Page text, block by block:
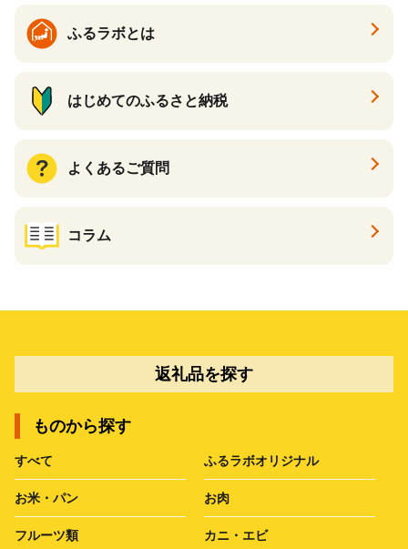
ふるラボとは
はじめてのふるさと納税
よくあるご質問
コラム
返礼品を探す
ものから探す
すべて ふるラボオリジナル
お米・パン お肉
フルーツ類 カニ・エビ